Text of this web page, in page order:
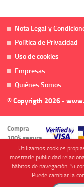
Nota Legal y
Política de Privacidad
Uso de cookies
Empresas
Quiénes Somos
© Copyrigth 2026 -
Compra
100% segura
Utilizamos cookies
mostrarle publicidad
hábitos de navegación. Si
Puede cambiar la